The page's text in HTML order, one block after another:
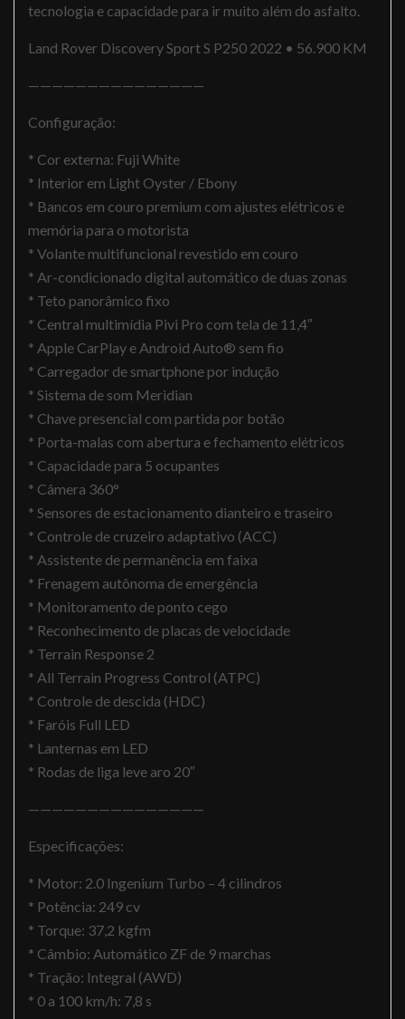
tecnologia e capacidade para ir muito além do asfalto.
Land Rover Discovery Sport S P250 2022 • 56.900 KM
———————————————
Configuração:
* Cor externa: Fuji White
* Interior em Light Oyster / Ebony
* Bancos em couro premium com ajustes elétricos e
memória para o motorista
* Volante multifuncional revestido em couro
* Ar-condicionado digital automático de duas zonas
* Teto panorâmico fixo
* Central multimídia Pivi Pro com tela de 11,4″
* Apple CarPlay e Android Auto® sem fio
* Carregador de smartphone por indução
* Sistema de som Meridian
* Chave presencial com partida por botão
* Porta-malas com abertura e fechamento elétricos
* Capacidade para 5 ocupantes
* Câmera 360°
* Sensores de estacionamento dianteiro e traseiro
* Controle de cruzeiro adaptativo (ACC)
* Assistente de permanência em faixa
* Frenagem autônoma de emergência
* Monitoramento de ponto cego
* Reconhecimento de placas de velocidade
* Terrain Response 2
* All Terrain Progress Control (ATPC)
* Controle de descida (HDC)
* Faróis Full LED
* Lanternas em LED
* Rodas de liga leve aro 20″
———————————————
Especificações:
* Motor: 2.0 Ingenium Turbo – 4 cilindros
* Potência: 249 cv
* Torque: 37,2 kgfm
* Câmbio: Automático ZF de 9 marchas
* Tração: Integral (AWD)
* 0 a 100 km/h: 7,8 s